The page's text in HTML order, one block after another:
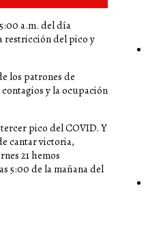
a.m. del día
restricción del pico y
los patrones de
y la ocupación
pico del COVID. Y
cantar victoria,
21 hemos
5:00 de la mañana del